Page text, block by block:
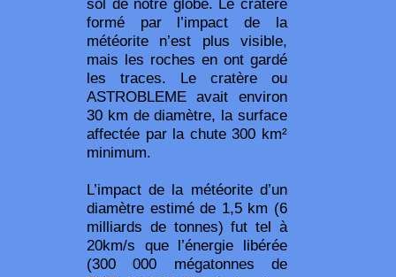
formé par l’impact de la
météorite n’est plus visible,
mais les roches en ont gardé
les traces. Le cratère ou
ASTROBLEME avait environ
30 km de diamètre, la surface
affectée par la chute 300 km²
minimum.
L’impact de la météorite d’un
diamètre estimé de 1,5 km (6
milliards de tonnes) fut tel à
20km/s que l’énergie libérée
(300 000 mégatonnes de